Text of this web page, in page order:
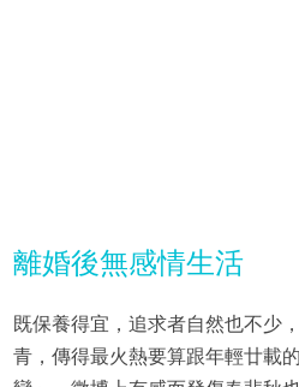
離婚後無感情生活
既保養得宜，追求者自然也不少
青，傳得最火熱要算跟年輕廿載